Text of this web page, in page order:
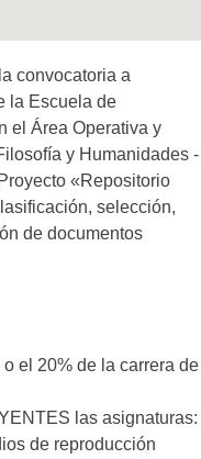
convocatoria a
la Escuela de
el Área Operativa y
y Humanidades -
«Repositorio
selección,
de documentos
el 20% de la carrera de
las asignaturas:
de reproducción